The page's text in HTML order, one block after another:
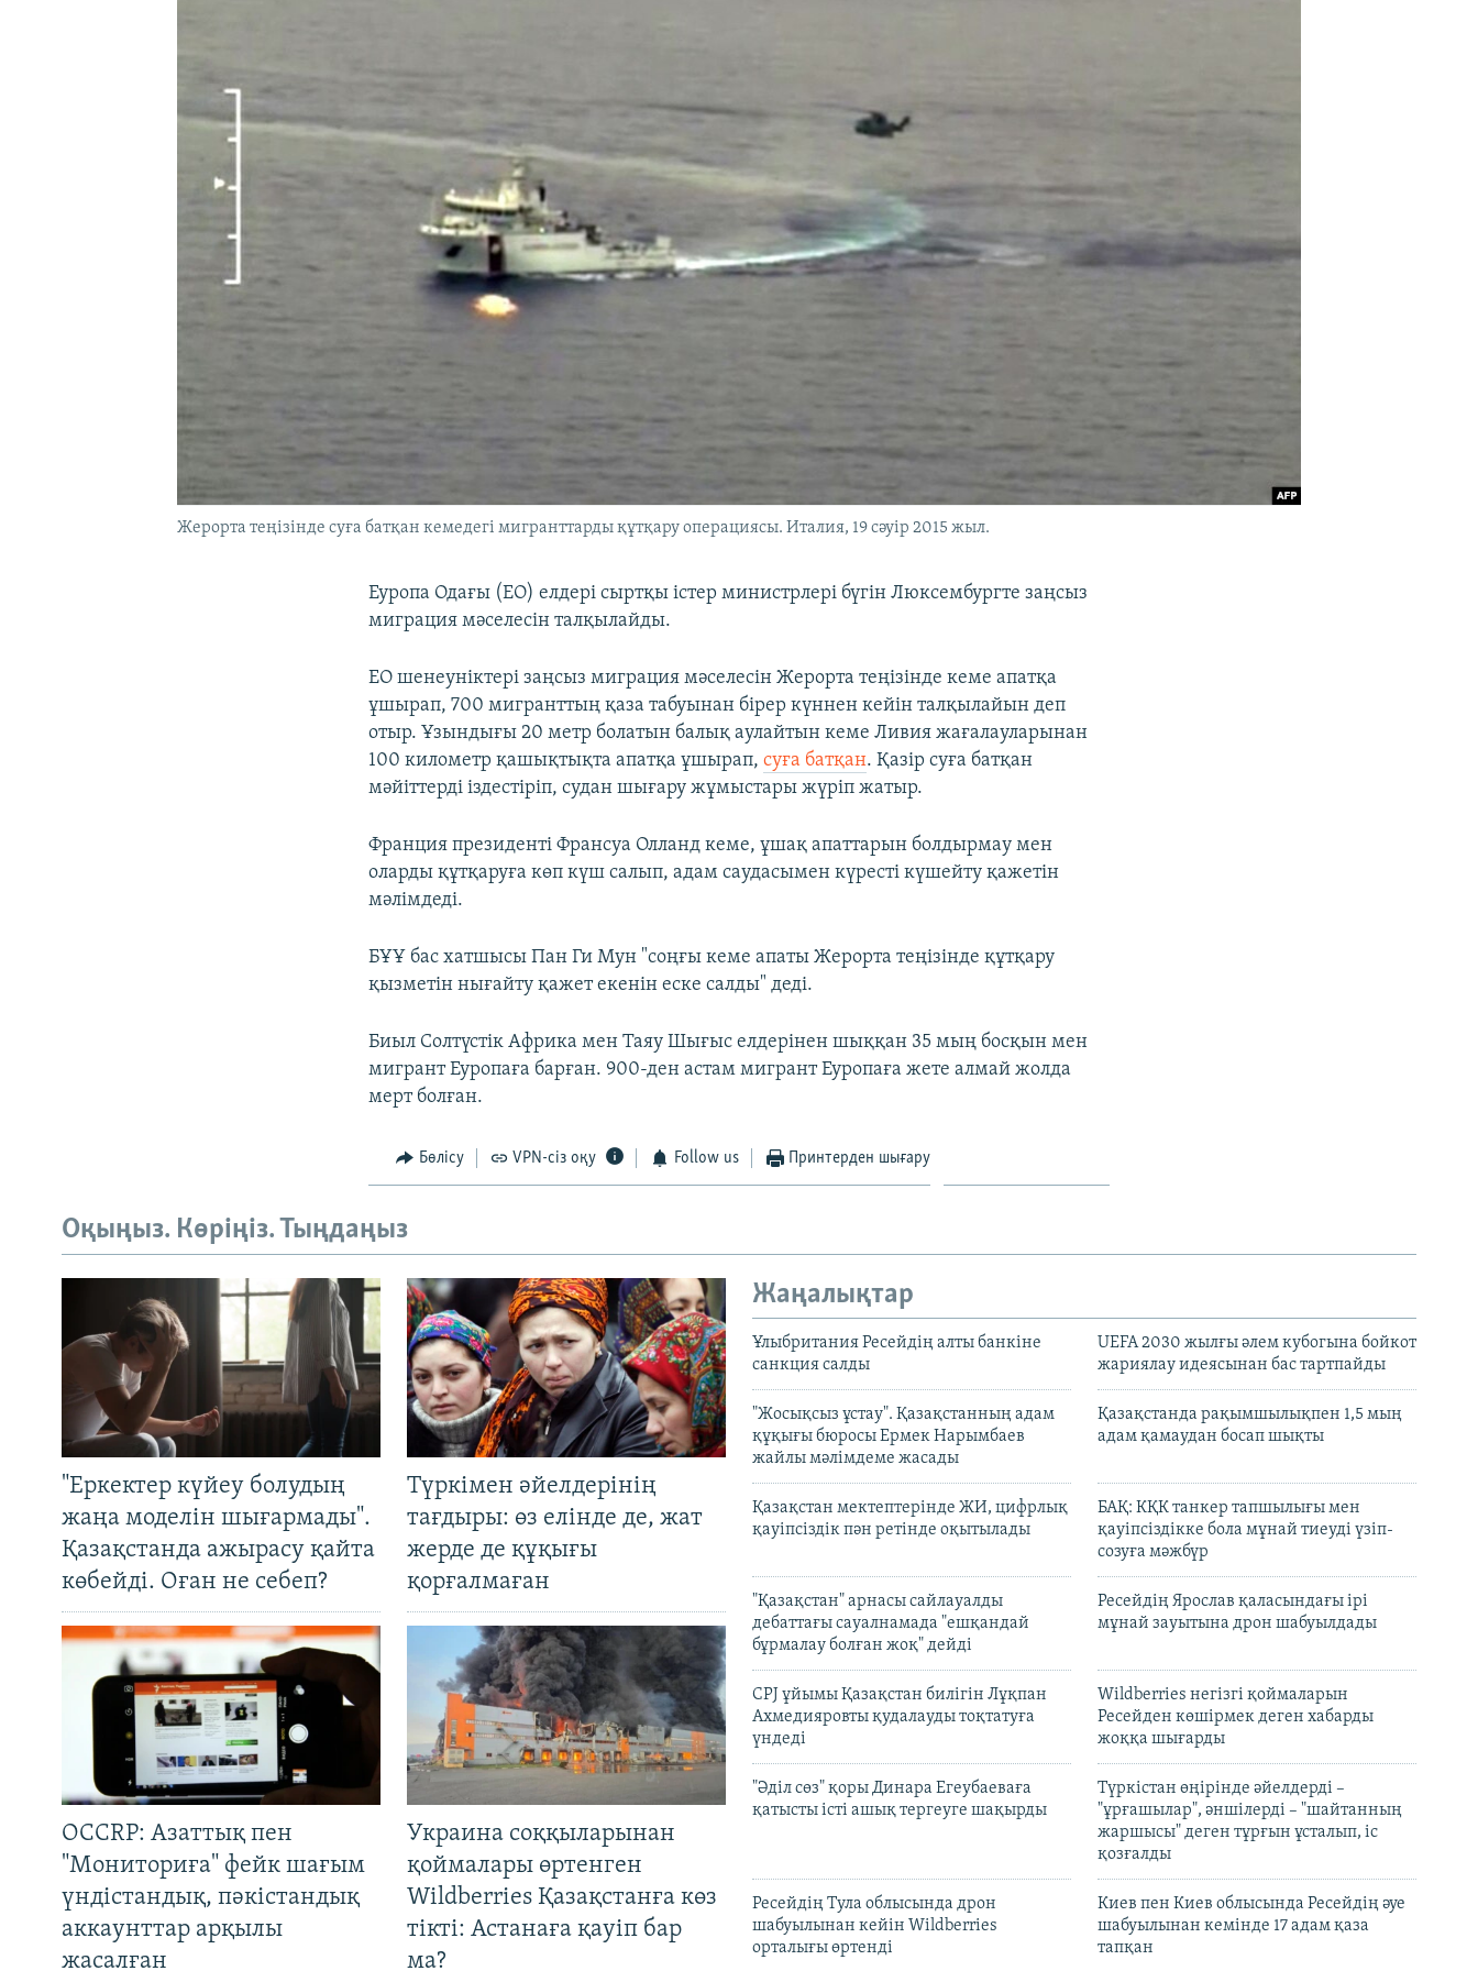
Жерорта теңізінде суға батқан кемедегі мигранттарды құтқару операциясы. Италия, 19 сәуір 2015 жыл.
Еуропа Одағы (ЕО) елдері сыртқы істер министрлері бүгін Люксембургте заңсыз
миграция мәселесін талқылайды.
ЕО шенеуніктері заңсыз миграция мәселесін Жерорта теңізінде кеме апатқа
ұшырап, 700 мигранттың қаза табуынан бірер күннен кейін талқылайын деп
отыр. Ұзындығы 20 метр болатын балық аулайтын кеме Ливия жағалауларынан
100 километр қашықтықта апатқа ұшырап,суға батқан. Қазір суға батқан
мәйіттерді іздестіріп, судан шығару жұмыстары жүріп жатыр.
Франция президенті Франсуа Олланд кеме, ұшақ апаттарын болдырмау мен
оларды құтқаруға көп күш салып, адам саудасымен күресті күшейту қажетін
мәлімдеді.
БҰҰ бас хатшысы Пан Ги Мун "соңғы кеме апаты Жерорта теңізінде құтқару
қызметін нығайту қажет екенін еске салды" деді.
Биыл Солтүстік Африка мен Таяу Шығыс елдерінен шыққан 35 мың босқын мен
мигрант Еуропаға барған. 900-ден астам мигрант Еуропаға жете алмай жолда
мерт болған.
Бөлісу VPN-сіз оқу Follow us Принтерден шығару
Оқыңыз. Көріңіз. Тыңдаңыз
"Еркектер күйеу болудың
жаңа моделін шығармады".
Қазақстанда ажырасу қайта
көбейді. Оған не себеп?
Түркімен әйелдерінің
тағдыры: өз елінде де, жат
жерде де құқығы
қорғалмаған
OCCRP: Азаттық пен
"Мониториға" фейк шағым
үндістандық, пәкістандық
аккаунттар арқылы
жасалған
Украина соққыларынан
қоймалары өртенген
Wildberries Қазақстанға көз
тікті: Астанаға қауіп бар
ма?
Жаңалықтар
Ұлыбритания Ресейдің алты банкіне
санкция салды
UEFA 2030 жылғы әлем кубогына бойкот
жариялау идеясынан бас тартпайды
"Жосықсыз ұстау". Қазақстанның адам
құқығы бюросы Ермек Нарымбаев
жайлы мәлімдеме жасады
Қазақстанда рақымшылықпен 1,5 мың
адам қамаудан босап шықты
Қазақстан мектептерінде ЖИ, цифрлық
қауіпсіздік пән ретінде оқытылады
БАҚ: КҚК танкер тапшылығы мен
қауіпсіздікке бола мұнай тиеуді үзіп-
созуға мәжбүр
"Қазақстан" арнасы сайлауалды
дебаттағы сауалнамада "ешқандай
бұрмалау болған жоқ" дейді
Ресейдің Ярослав қаласындағы ірі
мұнай зауытына дрон шабуылдады
CPJ ұйымы Қазақстан билігін Лұқпан
Ахмедияровты қудалауды тоқтатуға
үндеді
Wildberries негізгі қоймаларын
Ресейден көшірмек деген хабарды
жоққа шығарды
"Әділ сөз" қоры Динара Егеубаеваға
қатысты істі ашық тергеуге шақырды
Түркістан өңірінде әйелдерді –
"ұрғашылар", әншілерді – "шайтанның
жаршысы" деген тұрғын ұсталып, іс
қозғалды
Ресейдің Тула облысында дрон
шабуылынан кейін Wildberries
орталығы өртенді
Киев пен Киев облысында Ресейдің әуе
шабуылынан кемінде 17 адам қаза
тапқан